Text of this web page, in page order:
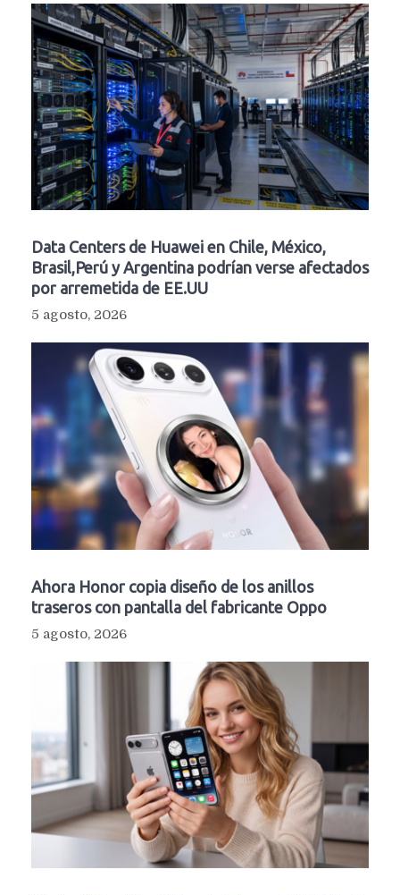
Data Centers de Huawei en Chile, México,
Brasil,Perú y Argentina podrían verse afectados
por arremetida de EE.UU
5 agosto, 2026
Ahora Honor copia diseño de los anillos
traseros con pantalla del fabricante Oppo
5 agosto, 2026